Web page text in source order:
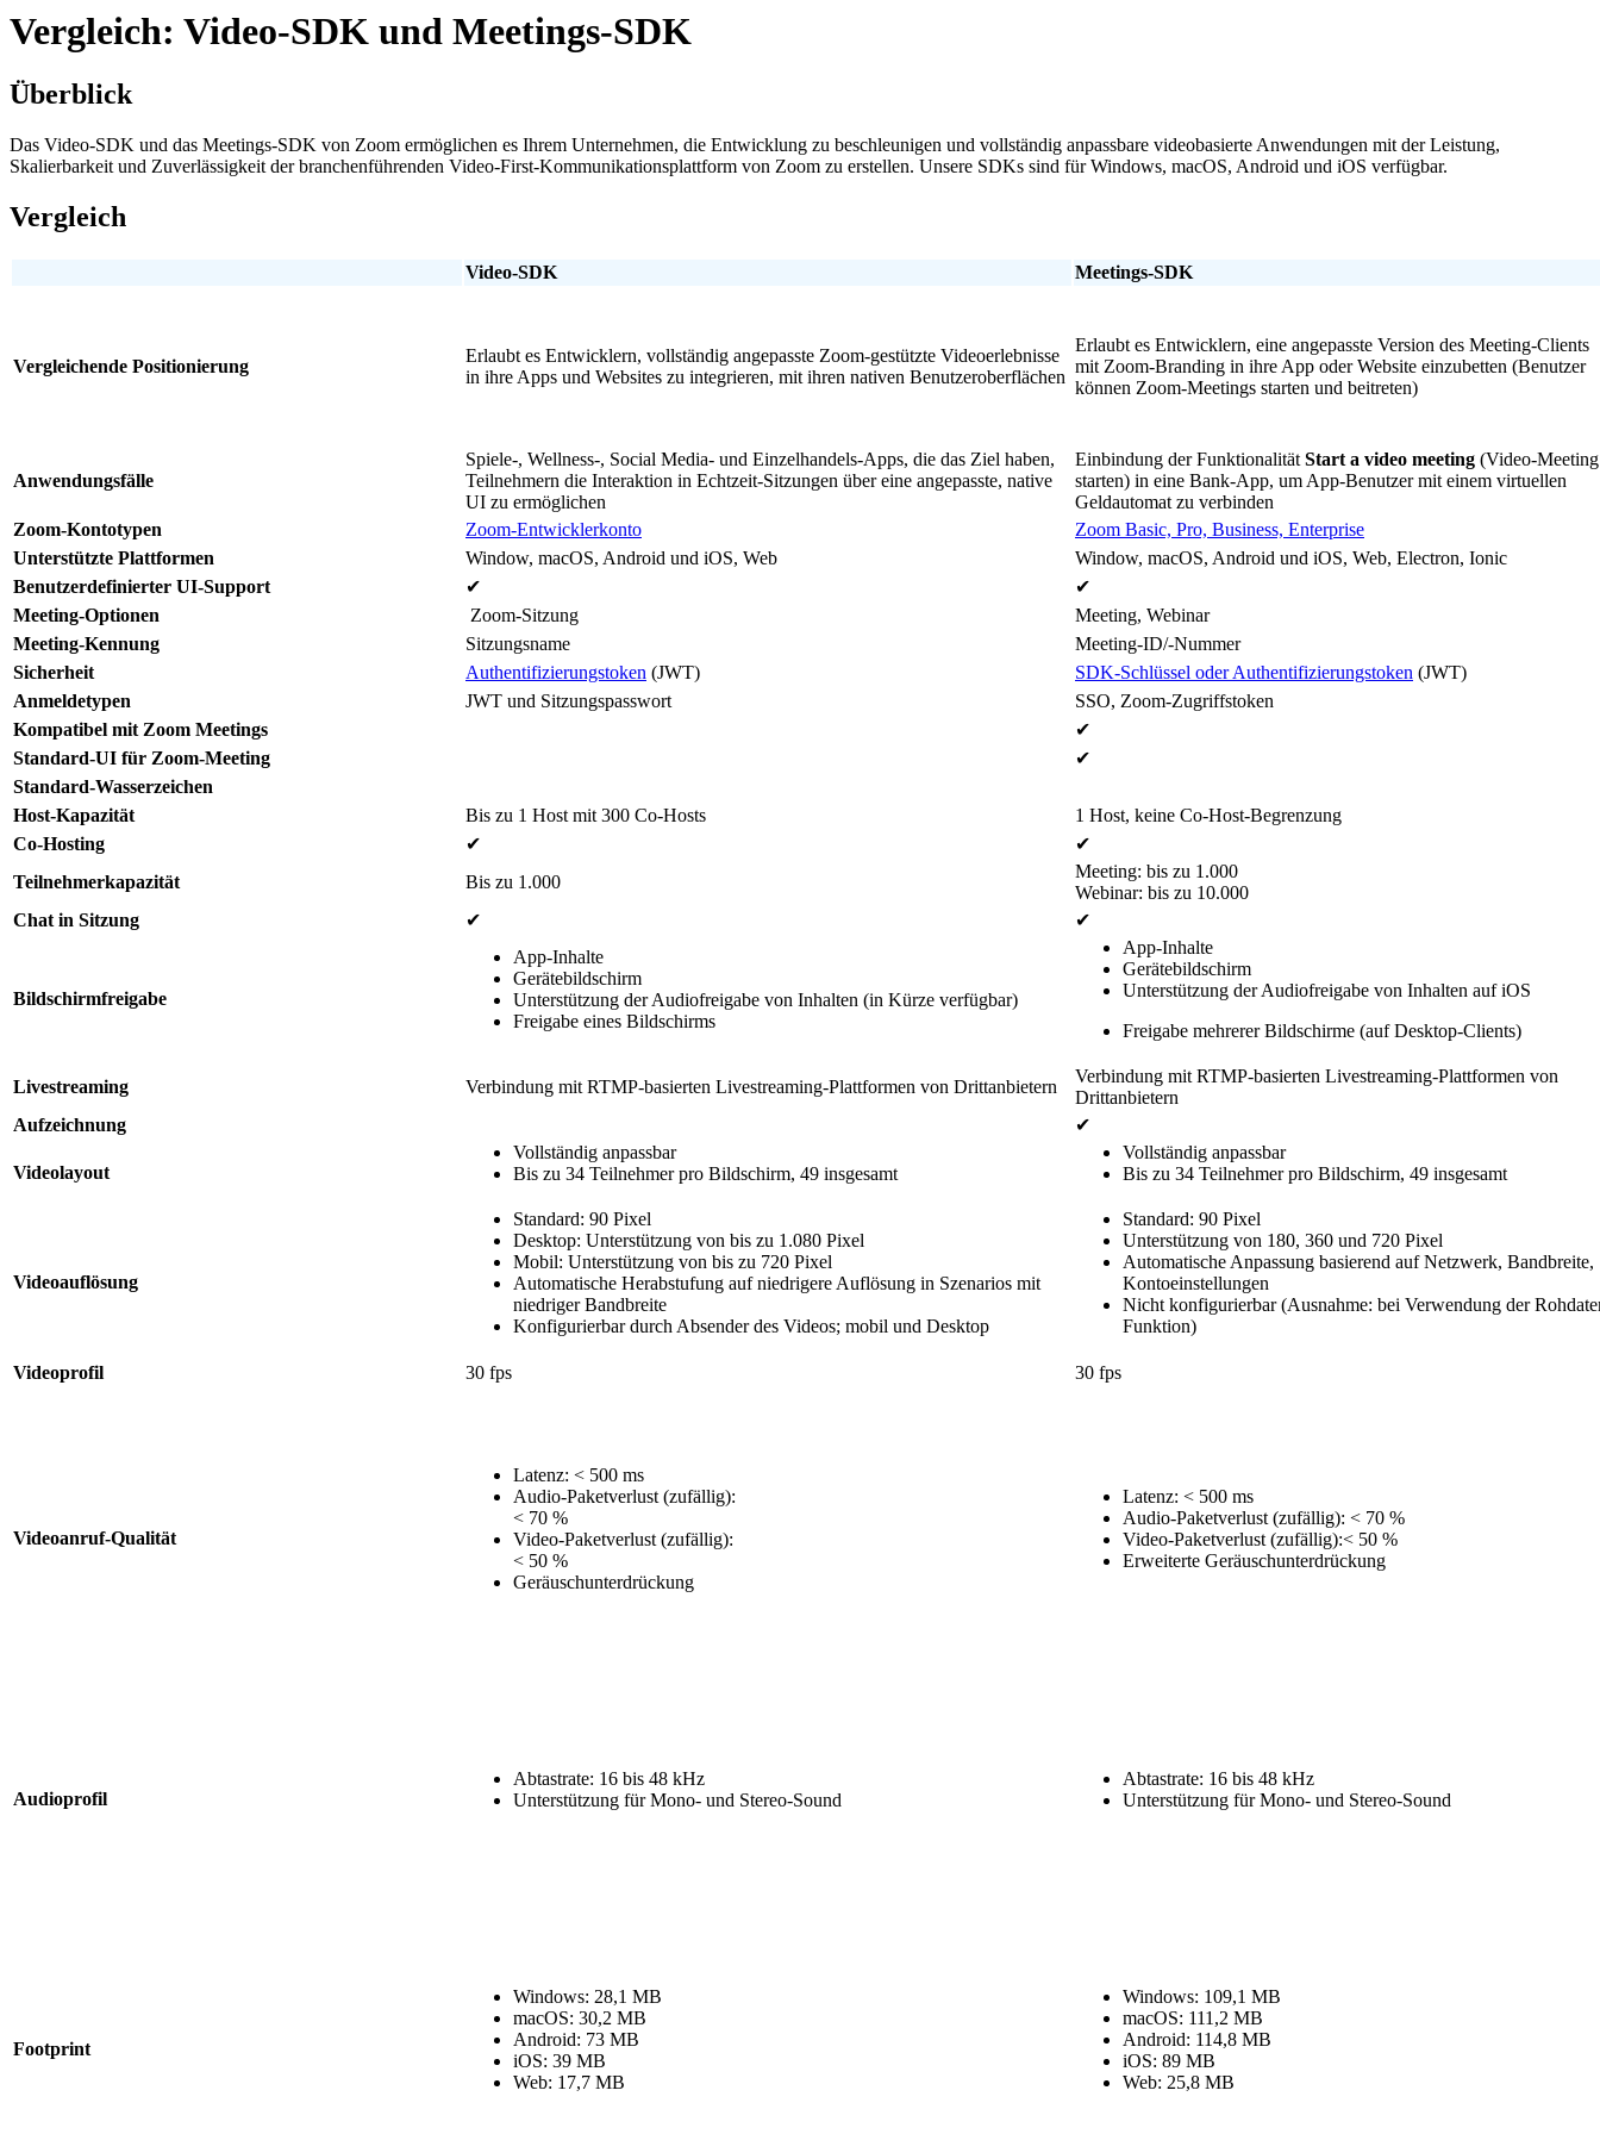
Vergleich: Video-SDK und Meetings-SDK
Überblick
Das Video-SDK und das Meetings-SDK von Zoom ermöglichen es Ihrem Unternehmen, die Entwicklung zu beschleunigen und vollständig anpassbare videobasierte Anwendungen mit der Leistung,
Skalierbarkeit und Zuverlässigkeit der branchenführenden Video-First-Kommunikationsplattform von Zoom zu erstellen. Unsere SDKs sind für Windows, macOS, Android und iOS verfügbar.
Vergleich
Video-SDK Meetings-SDK
Vergleichende Positionierung
Erlaubt es Entwicklern, vollständig angepasste Zoom-gestützte Videoerlebnisse
in ihre Apps und Websites zu integrieren, mit ihren nativen Benutzeroberflächen
Erlaubt es Entwicklern, eine angepasste Version des Meeting-Clients
mit Zoom-Branding in ihre App oder Website einzubetten (Benutzer
können Zoom-Meetings starten und beitreten)
Anwendungsfälle
Spiele-, Wellness-, Social Media- und Einzelhandels-Apps, die das Ziel haben,
Teilnehmern die Interaktion in Echtzeit-Sitzungen über eine angepasste, native
UI zu ermöglichen
Einbindung der Funktionalität Start a video meeting (Video-Meeting
starten) in eine Bank-App, um App-Benutzer mit einem virtuellen
Geldautomat zu verbinden
Zoom-Kontotypen
Zoom-Entwicklerkonto
Zoom Basic, Pro, Business, Enterprise
Unterstützte Plattformen
Window, macOS, Android und iOS, Web
Window, macOS, Android und iOS, Web, Electron, Ionic
Benutzerdefinierter UI-Support
✔
✔
Meeting-Optionen
Zoom-Sitzung
Meeting, Webinar
Meeting-Kennung
Sitzungsname
Meeting-ID/-Nummer
Sicherheit
Authentifizierungstoken (JWT) SDK-Schlüssel oder Authentifizierungstoken (JWT)
Anmeldetypen
JWT und Sitzungspasswort
SSO, Zoom-Zugriffstoken
Kompatibel mit Zoom Meetings
✔
Standard-UI für Zoom-Meeting
✔
Standard-Wasserzeichen
Host-Kapazität
Bis zu 1 Host mit 300 Co-Hosts
1 Host, keine Co-Host-Begrenzung
Co-Hosting
✔
✔
Teilnehmerkapazität
Bis zu 1.000
Meeting: bis zu 1.000
Webinar: bis zu 10.000
Chat in Sitzung
✔ ✔
Bildschirmfreigabe
App-Inhalte
Gerätebildschirm
Unterstützung der Audiofreigabe von Inhalten (in Kürze verfügbar)
Freigabe eines Bildschirms
App-Inhalte
Gerätebildschirm
Unterstützung der Audiofreigabe von Inhalten auf iOS
Freigabe mehrerer Bildschirme (auf Desktop-Clients)
Livestreaming Verbindung mit RTMP-basierten Livestreaming-Plattformen von Drittanbietern
Verbindung mit RTMP-basierten Livestreaming-Plattformen von
Drittanbietern
Aufzeichnung
✔
Videolayout
Vollständig anpassbar
Bis zu 34 Teilnehmer pro Bildschirm, 49 insgesamt
Vollständig anpassbar
Bis zu 34 Teilnehmer pro Bildschirm, 49 insgesamt
Videoauflösung
Standard: 90 Pixel
Desktop: Unterstützung von bis zu 1.080 Pixel
Mobil: Unterstützung von bis zu 720 Pixel
Automatische Herabstufung auf niedrigere Auflösung in Szenarios mit
niedriger Bandbreite
Konfigurierbar durch Absender des Videos; mobil und Desktop
Standard: 90 Pixel
Unterstützung von 180, 360 und 720 Pixel
Automatische Anpassung basierend auf Netzwerk, Bandbreite,
Kontoeinstellungen
Nicht konfigurierbar (Ausnahme: bei Verwendung der
Funktion)
Videoprofil 30 fps 30 fps
Videoanruf-Qualität
Latenz: < 500 ms
Audio-Paketverlust (zufällig):
< 70 %
Video-Paketverlust (zufällig):
< 50 %
Geräuschunterdrückung
Latenz: < 500 ms
Audio-Paketverlust (zufällig): < 70 %
Video-Paketverlust (zufällig):< 50 %
Erweiterte Geräuschunterdrückung
Audioprofil
Abtastrate: 16 bis 48 kHz
Unterstützung für Mono- und Stereo-Sound
Abtastrate: 16 bis 48 kHz
Unterstützung für Mono- und Stereo-Sound
Footprint
Windows: 28,1 MB
macOS: 30,2 MB
Android: 73 MB
iOS: 39 MB
Web: 17,7 MB
Windows: 109,1 MB
macOS: 111,2 MB
Android: 114,8 MB
iOS: 89 MB
Web: 25,8 MB